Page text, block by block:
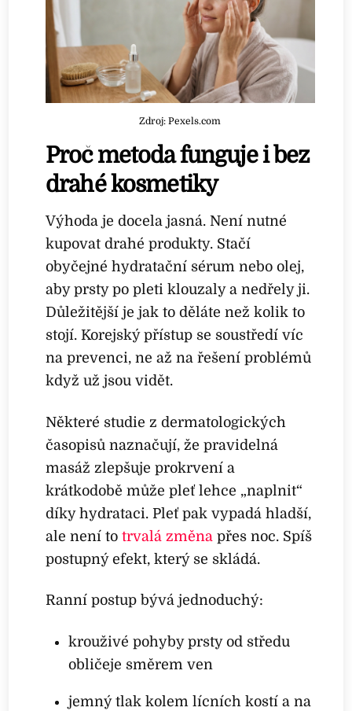
Zdroj: Pexels.com
Proč metoda funguje i bez
drahé kosmetiky
Výhoda je docela jasná. Není nutné
kupovat drahé produkty. Stačí
obyčejné hydratační sérum nebo olej,
aby prsty po pleti klouzaly a nedřely ji.
Důležitější je jak to děláte než kolik to
stojí. Korejský přístup se soustředí víc
na prevenci, ne až na řešení problémů
když už jsou vidět.
Některé studie z dermatologických
časopisů naznačují, že pravidelná
masáž zlepšuje prokrvení a
krátkodobě může pleť lehce „naplnit“
díky hydrataci. Pleť pak vypadá hladší,
ale není totrvalá změna přes noc. Spíš
postupný efekt, který se skládá.
Ranní postup bývá jednoduchý:
krouživé pohyby prsty od středu
obličeje směrem ven
jemný tlak kolem lícních kostí a na